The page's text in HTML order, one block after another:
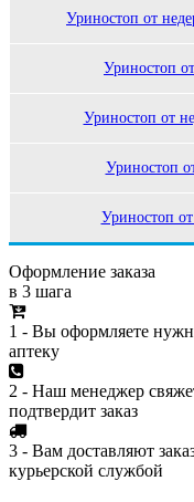
Уриностоп от
Уриностоп
Уриностоп от
Уриностоп
Уриностоп
Оформление заказа
в 3 шага
1 - Вы оформляете
аптеку
2 - Наш менеджер
подтвердит заказ
3 - Вам доставляют
курьерской службой